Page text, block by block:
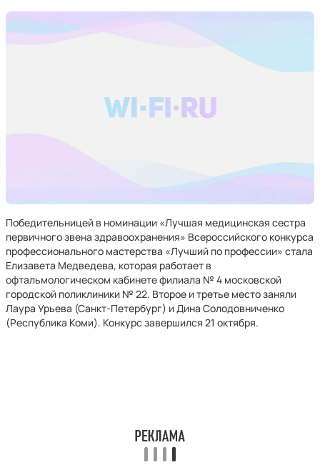
Победительницей в номинации «Лучшая медицинская сестра
первичного звена здравоохранения» Всероссийского конкурса
профессионального мастерства «Лучший по профессии» стала
Елизавета Медведева, которая работает в
офтальмологическом кабинете филиала № 4 московской
городской поликлиники № 22. Второе и третье место заняли
Лаура Урьева (Санкт-Петербург) и Дина Солодовниченко
(Республика Коми). Конкурс завершился 21 октября.